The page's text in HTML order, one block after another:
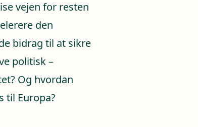
vejen for resten
den
bidrag til at sikre
politisk –
Og hvordan
til Europa?